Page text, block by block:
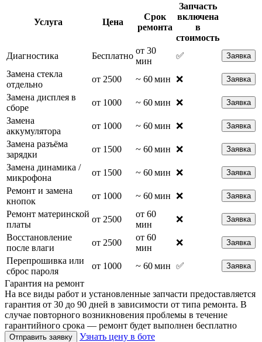
Услуга Цена
Срок
ремонта
Запчасть
включена
в
стоимость
Диагностика
Бесплатно
от 30
мин
✅ Заявка
Замена стекла
отдельно
от 2500 ~ 60 мин ❌ Заявка
Замена дисплея в
сборе
от 1000 ~ 60 мин ❌ Заявка
Замена
аккумулятора
от 1000 ~ 60 мин ❌ Заявка
Замена разъёма
зарядки
от 1500 ~ 60 мин ❌ Заявка
Замена динамика /
микрофона
от 1500 ~ 60 мин ❌ Заявка
Ремонт и замена
кнопок
от 1000 ~ 60 мин ❌ Заявка
Ремонт материнской
платы
от 2500
от 60
мин
❌ Заявка
Восстановление
после влаги
от 2500
от 60
мин
❌ Заявка
Перепрошивка или
сброс пароля
от 1000 ~ 60 мин ✅ Заявка
Гарантия на ремонт
На все виды работ и установленные запчасти предоставляется
гарантия от 30 до 90 дней в зависимости от типа ремонта. В
случае повторного возникновения проблемы в течение
гарантийного срока — ремонт будет выполнен бесплатно
Отправить заявку
Узнать цену в боте